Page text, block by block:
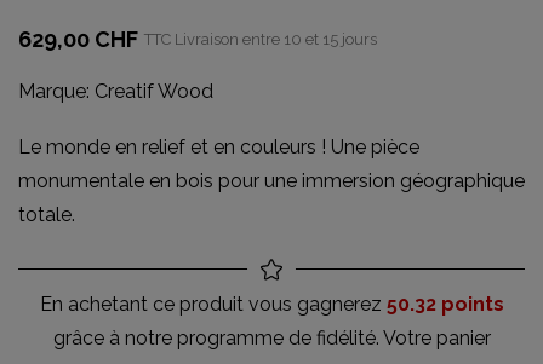
629,00 CHF TTC Livraison entre 10 et 15 jours
Marque: Creatif Wood
Le monde en relief et en couleurs ! Une pièce
monumentale en bois pour une immersion géographique
totale.
En achetant ce produit vous gagnerez 50.32 points
grâce à notre programme de fidélité. Votre panier